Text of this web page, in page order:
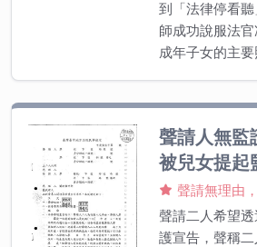
到「法律停看
師成功說服法
成年子女的主要
聲請人無監
被兒女提起
聲請無理由
聲請二人希望
護宣告，聲稱